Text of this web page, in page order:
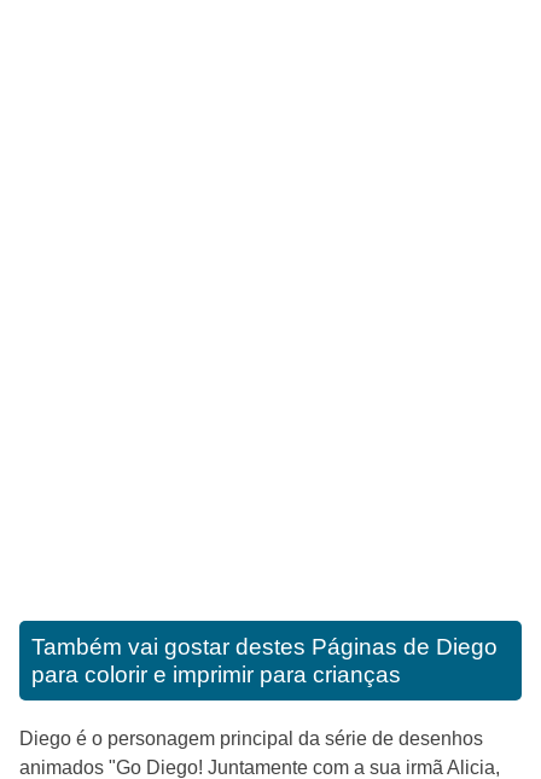
Também vai gostar destes Páginas de Diego
para colorir e imprimir para crianças
Diego é o personagem principal da série de desenhos
animados "Go Diego! Juntamente com a sua irmã Alicia,